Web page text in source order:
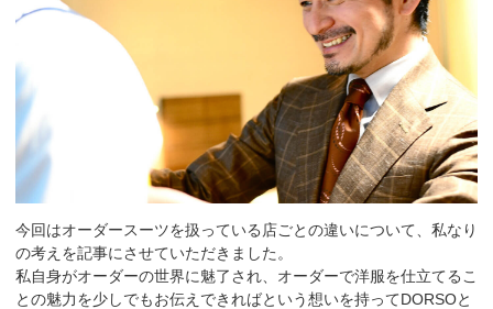
今回はオーダースーツを扱っている店ごとの違いについて、私なり
の考えを記事にさせていただきました。
私自身がオーダーの世界に魅了され、オーダーで洋服を仕立てるこ
との魅力を少しでもお伝えできればという想いを持ってDORSOと